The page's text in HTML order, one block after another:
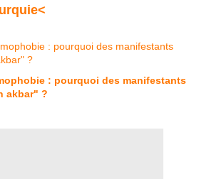
: pourquoi des manifestants
akbar" ?